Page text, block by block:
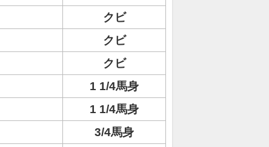
クビ
クビ
クビ
1 1/4馬身
1 1/4馬身
3/4馬身